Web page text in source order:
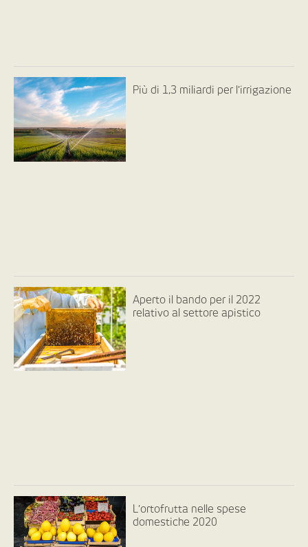
Più di 1,3 miliardi per l’irrigazione
Aperto il bando per il 2022
relativo al settore apistico
L’ortofrutta nelle spese
domestiche 2020